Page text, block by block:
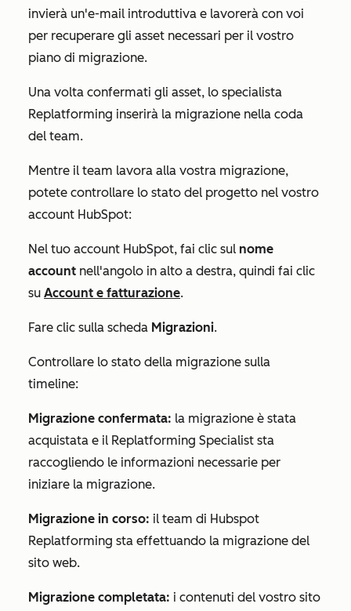
invierà un'e-mail introduttiva e lavorerà con voi
per recuperare gli asset necessari per il vostro
piano di migrazione.
Una volta confermati gli asset, lo specialista
Replatforming inserirà la migrazione nella coda
del team.
Mentre il team lavora alla vostra migrazione,
potete controllare lo stato del progetto nel vostro
account HubSpot:
Nel tuo account HubSpot, fai clic sul nome
account nell'angolo in alto a destra, quindi fai clic
su Account e fatturazione.
Fare clic sulla scheda Migrazioni.
Controllare lo stato della migrazione sulla
timeline:
Migrazione confermata: la migrazione è stata
acquistata e il Replatforming Specialist sta
raccogliendo le informazioni necessarie per
iniziare la migrazione.
Migrazione in corso: il team di Hubspot
Replatforming sta effettuando la migrazione del
sito web.
Migrazione completata: i contenuti del vostro sito